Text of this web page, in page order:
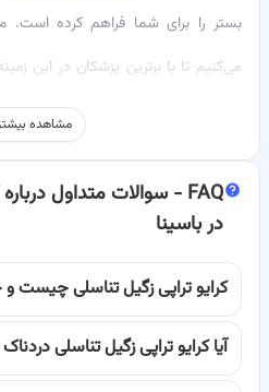
بستر را برای شما فراهم کرده
می‌کنیم تا با برترین پزشکان در این
اینترنتی انجام دهید و تمامی اطلاعات
دست آورید.
زگیل تناسلی یکی از شایع‌ترین
مؤثرترین روش‌ها برای از بین بردن
روش، پزشک با استفاده از نیتروژن
باعث از بین رفتن آن‌ها می‌شود. باسینا
مشاهده
FAQ -
سوالات متداول
در باسینا
کرایو تراپی زگیل تناسلی چیست
آیا کرایو تراپی زگیل تناسلی